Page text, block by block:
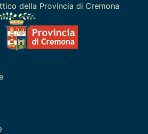
della Provincia di Cremona